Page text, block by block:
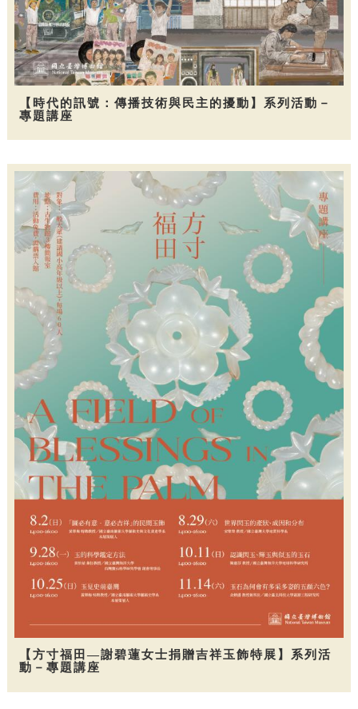
【時代的訊號：傳播技術與民主的擾動】系列活動－
專題講座
【方寸福田—謝碧蓮女士捐贈吉祥玉飾特展】系列活
動－專題講座